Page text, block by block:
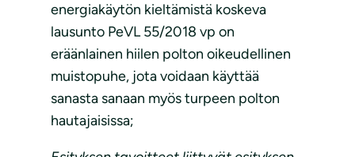
energiakäytön kieltämistä koskeva
lausunto PeVL 55/2018 vp on
eräänlainen hiilen polton oikeudellinen
muistopuhe, jota voidaan käyttää
sanasta sanaan myös turpeen polton
hautajaisissa;